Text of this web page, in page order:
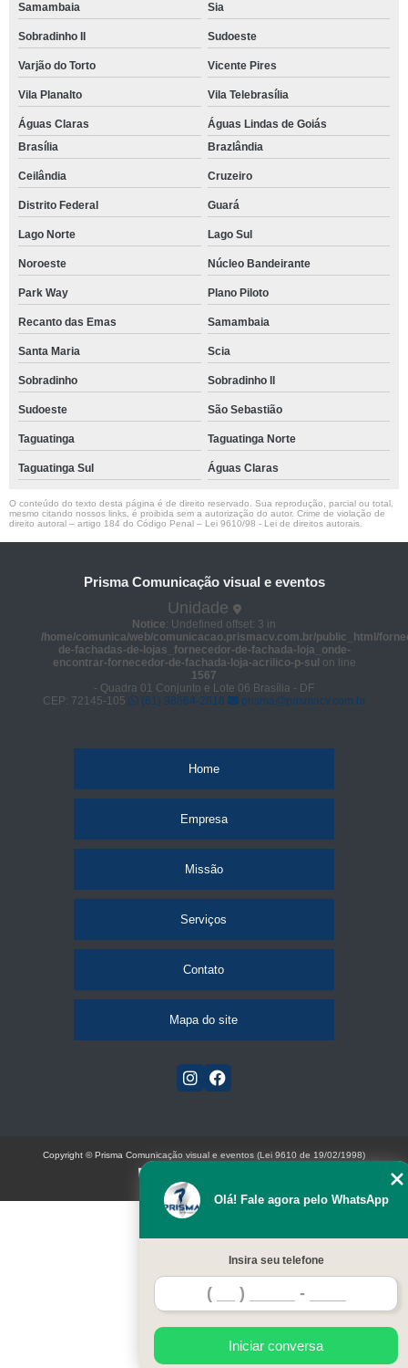
Samambaia Sia
Sobradinho II Sudoeste
Varjão do Torto Vicente Pires
Vila Planalto Vila Telebrasília
Águas Claras
Águas Lindas de Goiás
Brasília
Brazlândia
Ceilândia Cruzeiro
Distrito Federal Guará
Lago Norte Lago Sul
Noroeste Núcleo Bandeirante
Park Way Plano Piloto
Recanto das Emas Samambaia
Santa Maria Scia
Sobradinho Sobradinho ll
Sudoeste São Sebastião
Taguatinga Taguatinga Norte
Taguatinga Sul Águas Claras
O conteúdo do texto desta página é de direito reservado. Sua reprodução, parcial ou total,
mesmo citando nossos links, é proibida sem a autorização do autor. Crime de violação de
direito autoral – artigo 184 do Código Penal – Lei 9610/98 - Lei de direitos autorais
Prisma Comunicação visual e eventos
Unidade
Notice: Undefined offset: 3 in
/home/comunica/web/comunicacao.prismacv.com.br/public_html/
de-fachadas-de-lojas_fornecedor-de-fachada-loja_onde-
encontrar-fornecedor-de-fachada-loja-acrilico-p-sul on line
1567
- Quadra 01 Conjunto e Lote 06 Brasília - DF
CEP: 72145-105
(61) 98664-2818 prisma@prismacv.com.br
Home
Empresa
Missão
Serviços
Contato
Mapa do site
Olá! Fale agora pelo WhatsApp
Insira seu telefone
Iniciar conversa
Copyright © Prisma Comunicação visual e eventos (Lei 9610 de 19/02/1998)